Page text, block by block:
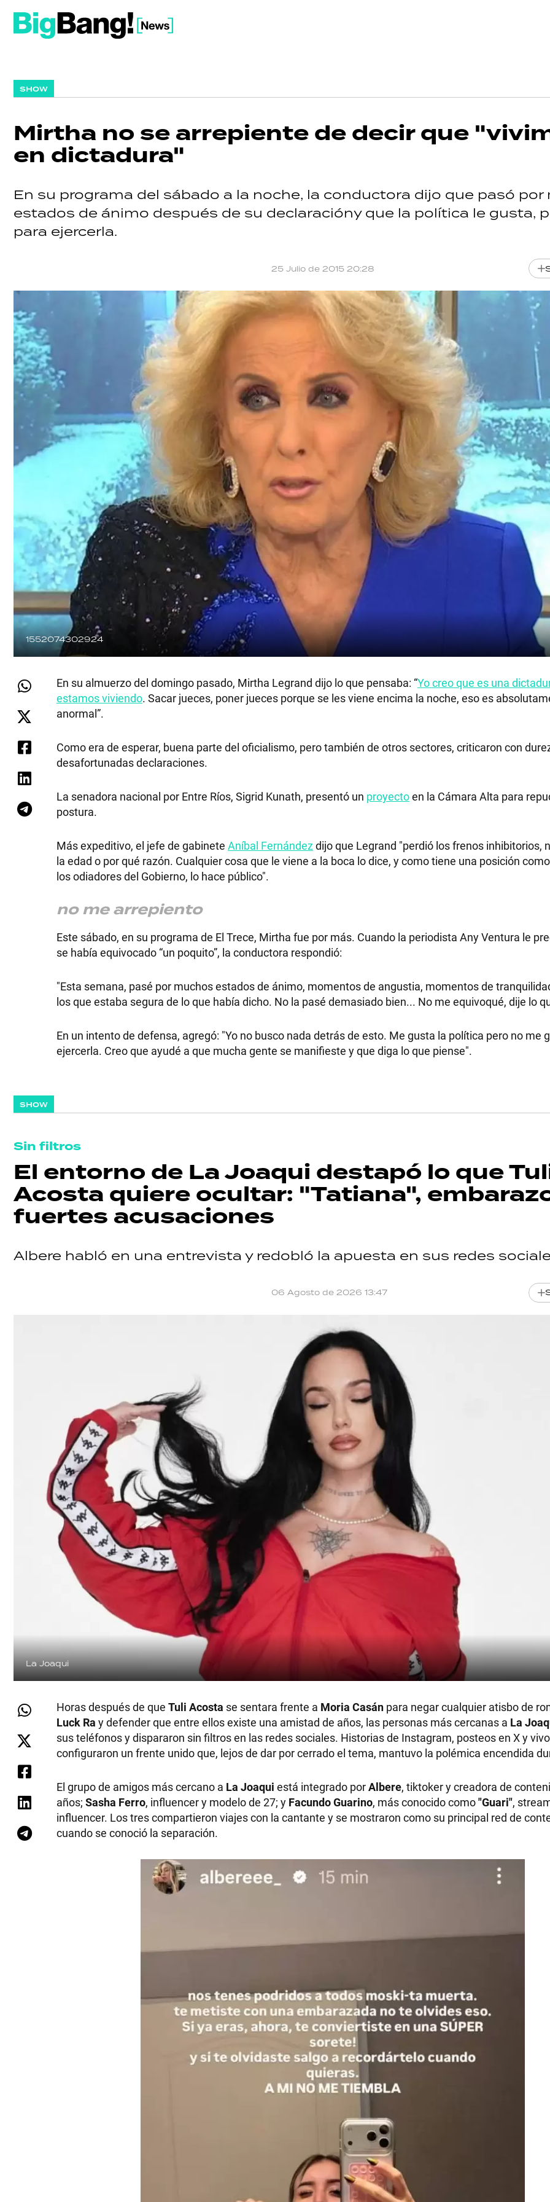
SHOW
Mirtha no se arrepiente de decir que
en dictadura"
En su programa del sábado a la noche, la conductora dijo que pasó por
estados de ánimo después de su declaracióny que la política le gusta,
para ejercerla.
25 Julio de 2015 20:28
1552074302924
En su almuerzo del domingo pasado, Mirtha Legrand dijo lo que pensaba: “Yo creo que es una
estamos viviendo. Sacar jueces, poner jueces porque se les viene encima la noche, eso es
anormal”.
Como era de esperar, buena parte del oficialismo, pero también de otros sectores, criticaron con
desafortunadas declaraciones.
La senadora nacional por Entre Ríos, Sigrid Kunath, presentó un proyectoen la Cámara Alta para
postura.
Más expeditivo, el jefe de gabinete Aníbal Fernándezdijo que Legrand "perdió los frenos inhibitorios,
la edad o por qué razón. Cualquier cosa que le viene a la boca lo dice, y como tiene una posición
los odiadores del Gobierno, lo hace público".
no me arrepiento
Este sábado, en su programa de El Trece, Mirtha fue por más. Cuando la periodista Any Ventura le
se había equivocado “un poquito”, la conductora respondió:
"Esta semana, pasé por muchos estados de ánimo, momentos de angustia, momentos de
los que estaba segura de lo que había dicho. No la pasé demasiado bien... No me equivoqué, dije lo
En un intento de defensa, agregó: "Yo no busco nada detrás de esto. Me gusta la política pero no me
ejercerla. Creo que ayudé a que mucha gente se manifieste y que diga lo que piense".
SHOW
Sin filtros
El entorno de La Joaqui destapó lo que
Acosta quiere ocultar: "Tatiana",
fuertes acusaciones
Albere habló en una entrevista y redobló la apuesta en sus redes
06 Agosto de 2026 13:47
La Joaqui
Horas después de que Tuli Acosta se sentara frente a Moria Casán para negar cualquier atisbo de
Luck Ra y defender que entre ellos existe una amistad de años, las personas más cercanas a La
sus teléfonos y dispararon sin filtros en las redes sociales. Historias de Instagram, posteos en X y
configuraron un frente unido que, lejos de dar por cerrado el tema, mantuvo la polémica encendida
El grupo de amigos más cercano a La Joaqui está integrado porAlbere, tiktoker y creadora de
años; Sasha Ferro, influencer y modelo de 27; y Facundo Guarino, más conocido como"Guari",
influencer. Los tres compartieron viajes con la cantante y se mostraron como su principal red de
cuando se conoció la separación.
SHOW
POLÍTICA
ACTUALIDAD
GRAN
HERMANO
SALUD
DEPORTES
TECNOLOGÍA
RECETAS
PALABRAS